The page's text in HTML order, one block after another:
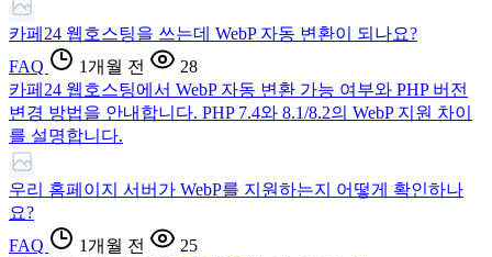
카페24 웹호스팅을 쓰는데 WebP 자동 변환이 되나요?
FAQ
1개월 전
28
카페24 웹호스팅에서 WebP 자동 변환 가능 여부와 PHP 버전
변경 방법을 안내합니다. PHP 7.4와 8.1/8.2의 WebP 지원 차이
를 설명합니다.
우리 홈페이지 서버가 WebP를 지원하는지 어떻게 확인하나
요?
FAQ
1개월 전
25